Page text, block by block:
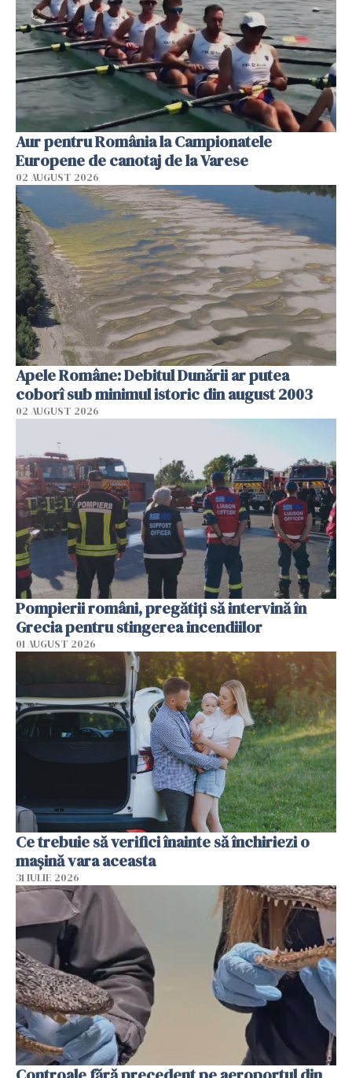
Aur pentru România la Campionatele
Europene de canotaj de la Varese
02 AUGUST 2026
Apele Române: Debitul Dunării ar putea
coborî sub minimul istoric din august 2003
02 AUGUST 2026
Pompierii români, pregătiţi să intervină în
Grecia pentru stingerea incendiilor
01 AUGUST 2026
Ce trebuie să verifici înainte să închiriezi o
mașină vara aceasta
31 IULIE 2026